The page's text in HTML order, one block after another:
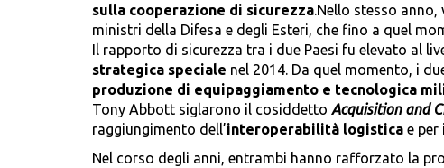
sulla cooperazione di sicurezza.Nello stesso anno,
ministri della Difesa e degli Esteri, che fino a quel
Il rapporto di sicurezza tra i due Paesi fu elevato al
strategica speciale nel 2014. Da quel momento, i
produzione di equipaggiamento e tecnologica
Tony Abbott siglarono il cosiddetto Acquisition and
raggiungimento dell’interoperabilità logistica e
Nel corso degli anni, entrambi hanno rafforzato la